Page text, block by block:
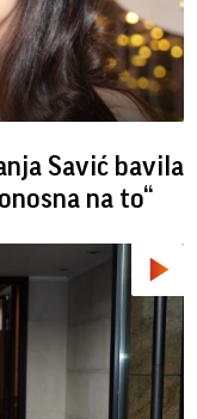
Savić bavila
na to“